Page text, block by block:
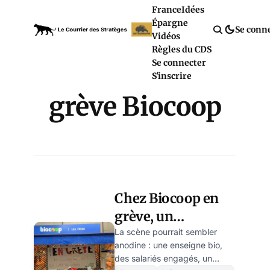
FranceIdées
Épargne
Vidéos
Règles du CDS
Se connecter
S'inscrire
Se
grève Biocoop
Chez Biocoop en
grève, un
management de
fer sous un gant de
La scène pourrait sembler
anodine : une enseigne bio,
des salariés engagés, un